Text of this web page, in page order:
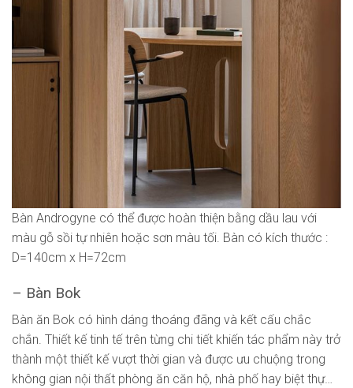
Bàn Androgyne có thể được hoàn thiện bằng dầu lau với
màu gỗ sồi tự nhiên hoặc sơn màu tối. Bàn có kích thước :
D=140cm x H=72cm
– Bàn Bok
Bàn ăn Bok có hình dáng thoáng đãng và kết cấu chắc
chắn. Thiết kế tinh tế trên từng chi tiết khiến tác phẩm này trở
thành một thiết kế vượt thời gian và được ưu chuộng trong
không gian nội thất phòng ăn căn hộ, nhà phố hay biệt thự…